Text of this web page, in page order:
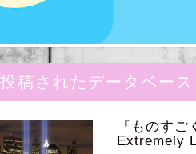
投稿されたデータベース
『ものす
Extremely